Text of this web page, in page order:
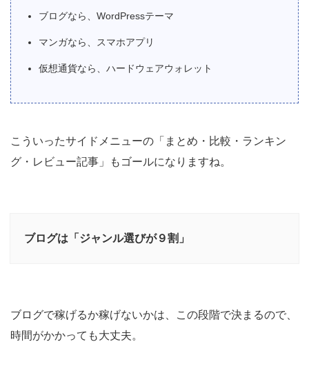
ブログなら、WordPressテーマ
マンガなら、スマホアプリ
仮想通貨なら、ハードウェアウォレット
こういったサイドメニューの「まとめ・比較・ランキン
グ・レビュー記事」もゴールになりますね。
ブログは「ジャンル選びが９割」
ブログで稼げるか稼げないかは、この段階で決まるので、
時間がかかっても大丈夫。